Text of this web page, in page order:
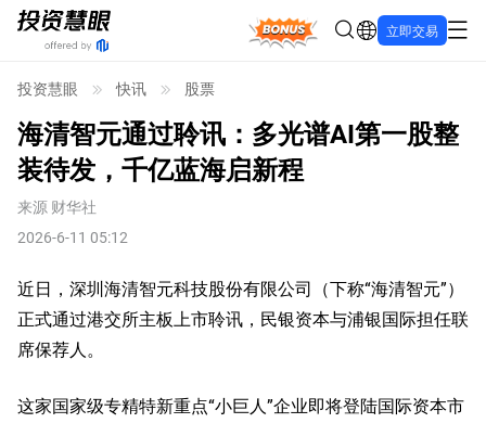
Bonus 立即交易
投资慧眼 快讯 股票
海清智元通过聆讯：多光谱AI第一股整
装待发，千亿蓝海启新程
来源 财华社
2026-6-11 05:12
近日，深圳海清智元科技股份有限公司（下称“海清智元”）
正式通过港交所主板上市聆讯，民银资本与浦银国际担任联
席保荐人。
这家国家级专精特新重点“小巨人”企业即将登陆国际资本市